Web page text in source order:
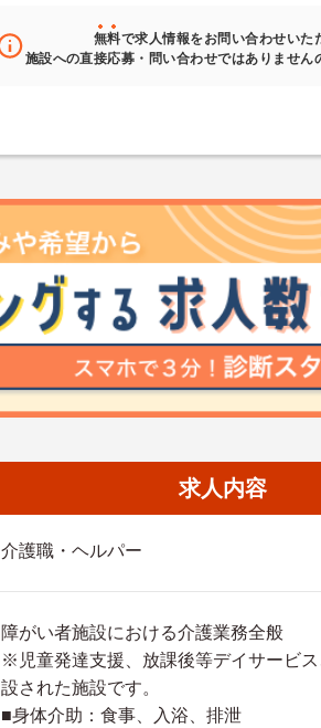
無料で求人情報をお問い合わせいた
施設への直接応募・問い合わせではありません
求人内容
介護職・ヘルパー
障がい者施設における介護業務全般
※児童発達支援、放課後等デイサービ
設された施設です。
■身体介助：食事、入浴、排泄